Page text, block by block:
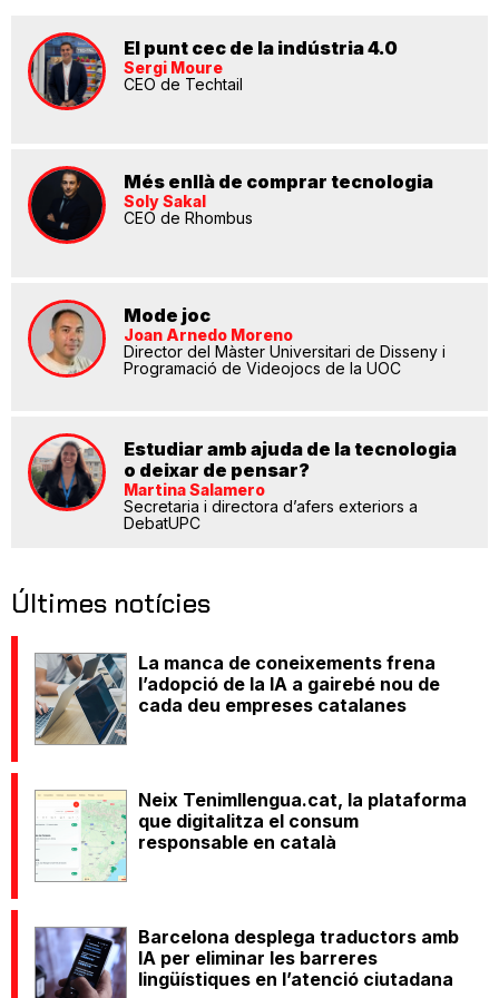
El punt cec de la indústria 4.0
Sergi Moure
CEO de Techtail
Més enllà de comprar tecnologia
Soly Sakal
CEO de Rhombus
Mode joc
Joan Arnedo Moreno
Director del Màster Universitari de Disseny i
Programació de Videojocs de la UOC
Estudiar amb ajuda de la tecnologia
o deixar de pensar?
Martina Salamero
Secretaria i directora d’afers exteriors a
DebatUPC
Últimes notícies
La manca de coneixements frena
l’adopció de la IA a gairebé nou de
cada deu empreses catalanes
Neix Tenimllengua.cat, la plataforma
que digitalitza el consum
responsable en català
Barcelona desplega traductors amb
IA per eliminar les barreres
lingüístiques en l’atenció ciutadana